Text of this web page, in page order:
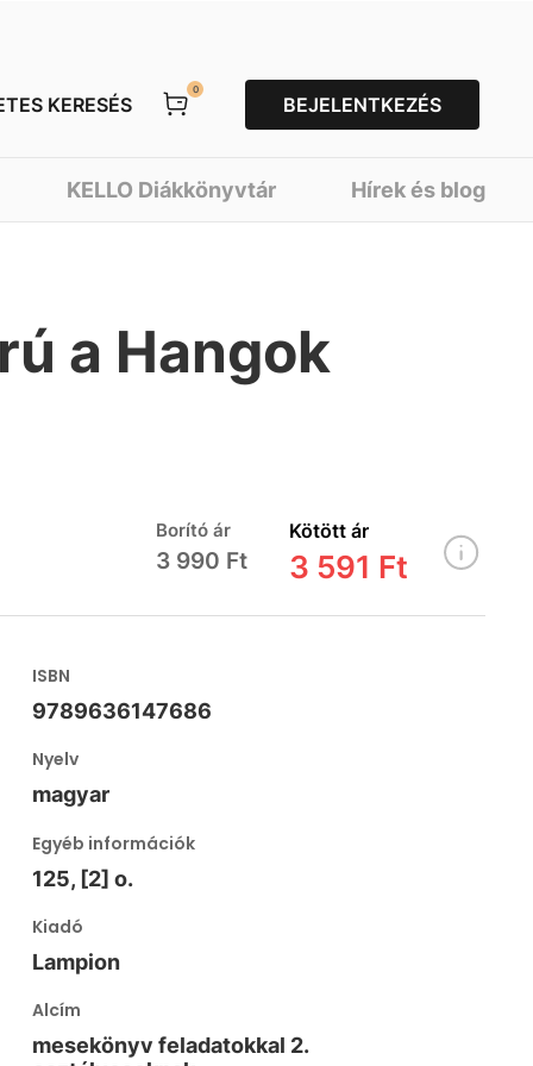
KERESÉS
0
BEJELENTKEZÉS
KELLO Diákkönyvtár Hírek és blog
a Hangok
Borító ár
3 990 Ft
Kötött ár
3 591 Ft
ISBN
9789636147686
Nyelv
magyar
Egyéb információk
125, [2] o.
Kiadó
Lampion
Alcím
mesekönyv feladatokkal 2.